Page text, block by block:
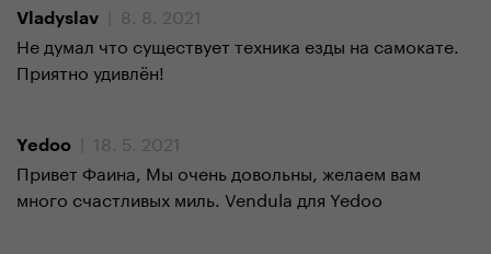
Vladyslav
| 8. 8. 2021
Не думал что существует техника езды на самокате.
Приятно удивлён!
Yedoo
| 18. 5. 2021
Привет Фаина, Мы очень довольны, желаем вам
много счастливых миль. Vendula для Yedoo